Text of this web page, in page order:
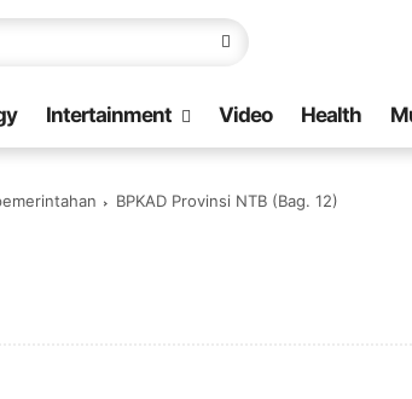
Intertainment Video Health
BPKAD Provinsi NTB (Bag. 12)